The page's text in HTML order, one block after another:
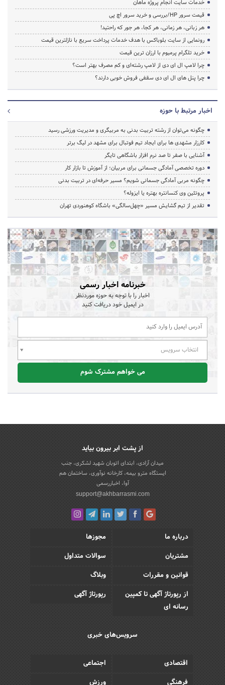
خدمات سایت انجام پروژه ماهان
قیمت سرور HP/بررسی و خرید سرور اچ پی
هر زبانی، هر زمانی، هر کجا، هر جور که راحتید!
رونمایی از سایت بلوباکس با هدف خدمات پرداخت سریع با نازلترین قیمت
خرید تلگرام پرمیوم با ارزان ترین قیمت
چرا لامپ ال ای دی از لامپ رشته‌ای و کم مصرف بهتر است؟
چرا پنل های ال ای دی سقفی فروش خوبی دارند؟
اخبار مرتبط با حوزه
چگونه می‌توان از رشته تربیت بدنی به مربیگری و مدیریت ورزشی رسید
کارزار مشهدی ها برای ایجاد تیم فوتبال برای مشهد در لیگ برتر
آشنایی با صفر تا صد نرم افزار باشگاهی تایگر
دوره تخصصی آمادگی جسمانی برای مربیان؛ از آموزش تا بازار کار
چگونه مربی آمادگی جسمانی شویم؟ مسیر حرفه‌ای در تربیت بدنی
پروتئین وی کنسانتره بهتره یا ایزوله؟
تقدیر از تیم گشایش مسیر «چهل‌سالگی» باشگاه کوهنوردی تهران
خبرنامه اخبار رسمی
اخبار را با توجه به حوزه موردنظر
در ایمیل خود دریافت کنید
انتخاب سرویس
می خواهم مشترک شوم
از پشت ابر بیرون بیاید
میدان آزادی، ابتدای اتوبان شهید لشکری، جنب
ایستگاه مترو بیمه، کارخانه نوآوری، ساختمان هم
آوا، اخباررسمی
support@akhbarrasmi.com
درباره ما
مجوزها
مشتریان
سوالات متداول
قوانین و مقررات
وبلاگ
از رپورتاژ آگهی تا کمپین
رسانه ای
رپورتاژ آگهی
سرویس‌های خبری
اقتصادی
اجتماعی
فرهنگی
ورزش